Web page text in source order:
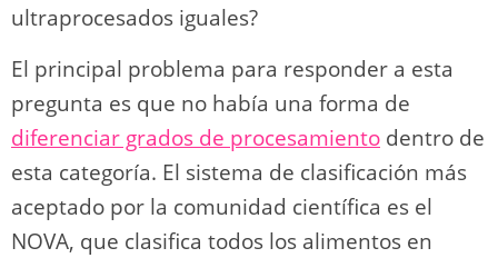
ultraprocesados iguales?
El principal problema para responder a esta
pregunta es que no había una forma de
diferenciar grados de procesamiento dentro de
esta categoría. El sistema de clasificación más
aceptado por la comunidad científica es el
NOVA, que clasifica todos los alimentos en